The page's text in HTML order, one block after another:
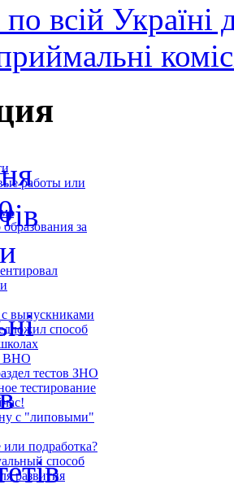
всій Україні
работы или
за
выпускниками
способ
ВНО
тестов ЗНО
тестирование
с "липовыми"
подработка?
способ
развития